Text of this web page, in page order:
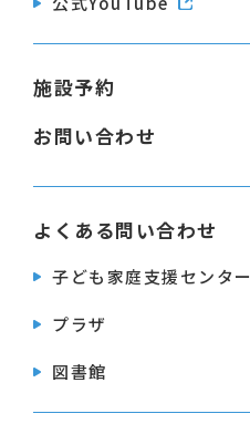
施設予約
お問い合わせ
よくある問い合わせ
子ども家庭支援センター
プラザ
図書館